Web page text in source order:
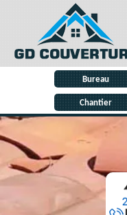
Bureau
Chantier